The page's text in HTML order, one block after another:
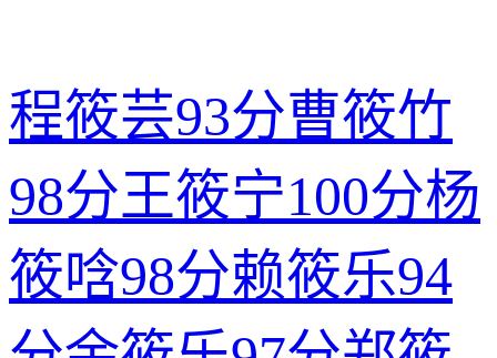
程筱芸93分曹筱竹
98分王筱宁100分杨
筱唅98分赖筱乐94